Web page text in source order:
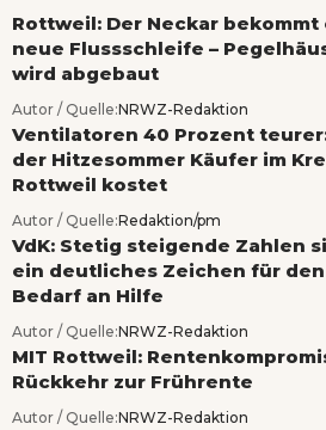
Rottweil: Der Neckar bekommt
neue Flussschleife –
wird abgebaut
Autor / Quelle:NRWZ-Redaktion
Ventilatoren 40 Prozent
der Hitzesommer Käufer im
Rottweil kostet
Autor / Quelle:Redaktion/pm
VdK: Stetig steigende Zahlen
ein deutliches Zeichen für den
Bedarf an Hilfe
Autor / Quelle:NRWZ-Redaktion
MIT Rottweil:
Rückkehr zur Frührente
Autor / Quelle:NRWZ-Redaktion